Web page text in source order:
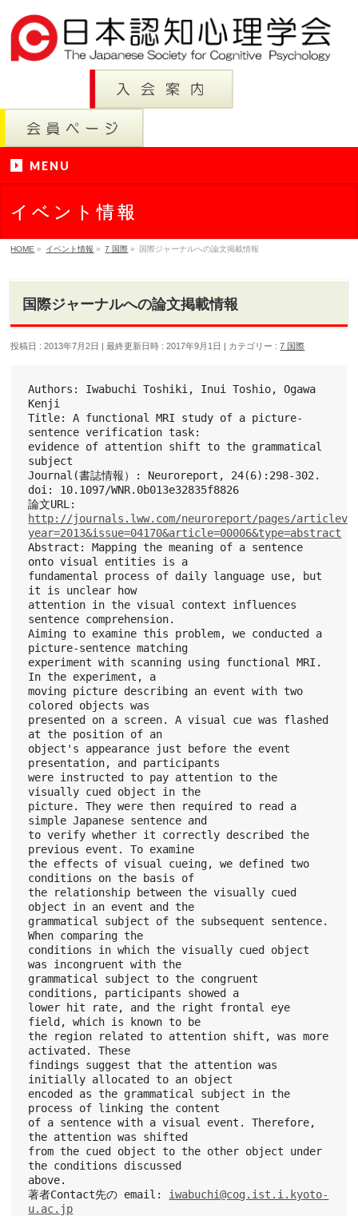
MENU
イベント情報
HOME » イベント情報 » 7 国際 » 国際ジャーナルへの論文掲載情報
国際ジャーナルへの論文掲載情報
投稿日 : 2013年7月2日 最終更新日時 : 2017年9月1日 カテゴリー :7 国際
Authors: Iwabuchi Toshiki, Inui Toshio, Ogawa
Kenji
Title: A functional MRI study of a picture-
sentence verification task:
evidence of attention shift to the grammatical
subject
Journal(書誌情報）: Neuroreport, 24(6):298-302.
doi: 10.1097/WNR.0b013e32835f8826
論文URL:
http://journals.lww.com/neuroreport/pages/
year=2013&issue=04170&article=00006&type=abstract
Abstract: Mapping the meaning of a sentence
onto visual entities is a
fundamental process of daily language use, but
it is unclear how
attention in the visual context influences
sentence comprehension.
Aiming to examine this problem, we conducted a
picture-sentence matching
experiment with scanning using functional MRI.
In the experiment, a
moving picture describing an event with two
colored objects was
presented on a screen. A visual cue was flashed
at the position of an
object's appearance just before the event
presentation, and participants
were instructed to pay attention to the
visually cued object in the
picture. They were then required to read a
simple Japanese sentence and
to verify whether it correctly described the
previous event. To examine
the effects of visual cueing, we defined two
conditions on the basis of
the relationship between the visually cued
object in an event and the
grammatical subject of the subsequent sentence.
When comparing the
conditions in which the visually cued object
was incongruent with the
grammatical subject to the congruent
conditions, participants showed a
lower hit rate, and the right frontal eye
field, which is known to be
the region related to attention shift, was more
activated. These
findings suggest that the attention was
initially allocated to an object
encoded as the grammatical subject in the
process of linking the content
of a sentence with a visual event. Therefore,
the attention was shifted
from the cued object to the other object under
the conditions discussed
above.
著者Contact先の email: iwabuchi@cog.ist.i.kyoto-
u.ac.jp